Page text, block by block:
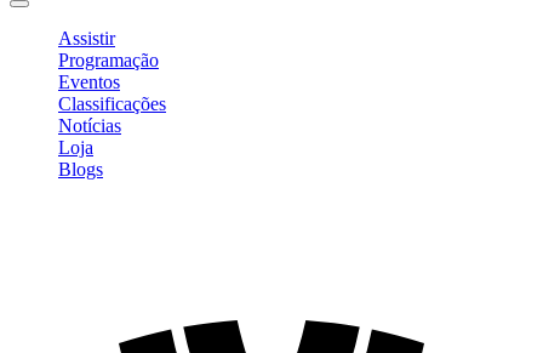
Assistir
Programação
Eventos
Classificações
Notícias
Loja
Blogs